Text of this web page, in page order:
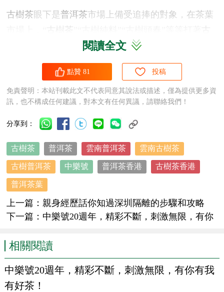
古樹茶眼下是普洱茶市場上備受追捧的對象，在茶葉
古樹茶
古
普洱茶數不勝數，從幾十到幾千塊的
魚龍混雜、時常令消費者難辨真假。
雲南是公認的世界茶樹發源地，也是普洱茶的原產
地，分佈在雲南的古茶樹群落，被譽為世界茶葉的活
比例呢？
台地茶、小樹茶，披上外包裝就秒
變古樹茶
在西雙版納，景洪市的告莊是很多遊客必須前往的一
個目的地。這裡是一個集吃、住、遊、購為一體的度
假休閒區，在景區內，銷售雲南特產的店鋪隨處可
閱讀全文
點贊 81 投稿
免責聲明：本站刊載此文不代表同意其說法或描述，僅為提供更多資
訊，也不構成任何建議，對本文有任何異議，請聯絡我們！
分享到：
古樹茶 普洱茶 雲南普洱茶 雲南古樹茶
古樹普洱茶 中樂號 普洱茶香港 古樹茶香港
普洱茶葉
上一篇： 親身經歷話你知過深圳隔離的步驟和攻略
下一篇： 中樂號20週年，精彩不斷，刺激無限，有你
相關閱讀
中樂號20週年，精彩不斷，刺激無限，有你有我
有好茶！